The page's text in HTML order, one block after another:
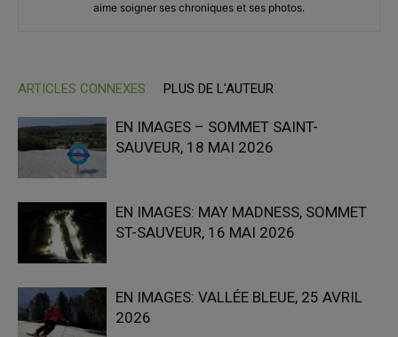
aime soigner ses chroniques et ses photos.
ARTICLES CONNEXES PLUS DE L'AUTEUR
EN IMAGES – SOMMET SAINT-
SAUVEUR, 18 MAI 2026
EN IMAGES: MAY MADNESS, SOMMET
ST-SAUVEUR, 16 MAI 2026
EN IMAGES: VALLÉE BLEUE, 25 AVRIL
2026